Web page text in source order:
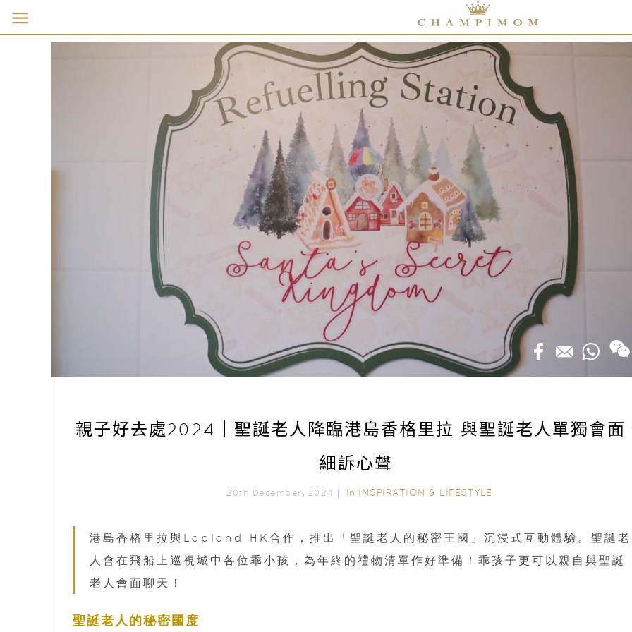
親子好去處2024｜聖誕老人降臨港島香格里拉 與聖誕老人單獨會面
細訴心聲
20th December, 2024｜ In INSPIRATION & LIFESTYLE
港島香格里拉與Lapland HK合作，推出「聖誕老人的秘密王國」沉浸式互動體驗。聖誕老
人會在飛船上巡視城中各位乖小孩，為年終的禮物清單作好準備！乖孩子更可以親自與聖誕
老人會面聊天！
聖誕老人的秘密國度